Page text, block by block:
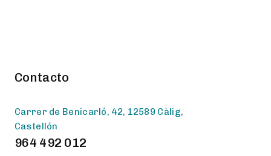
Contacto
Carrer de Benicarló, 42, 12589 Càlig,
Castellón
964 492 012